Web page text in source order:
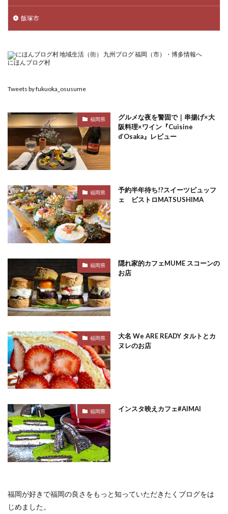
飯塚市
にほんブログ村
Tweets by fukuoka_osusume
福岡県
グルメな夜を警固で｜串揚げ×大
阪料理×ワイン『Cuisine
d’Osaka』レビュー
福岡県
予約半年待ち!?スイーツビュッフ
ェ ビストロMATSUSHIMA
福岡県
隠れ家的カフェMUME スコーンの
お店
福岡県
大名 We ARE READY タルトとカ
ヌレのお店
福岡県 インスタ映えカフェ#AIMAI
福岡が好きで福岡の良さをもっと知っていただきたくブログをは
じめました。